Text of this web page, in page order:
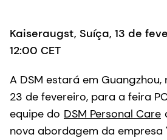
Kaiseraugst, Suíça, 13 de
12:00 CET
A DSM estará em Guangzhou,
23 de fevereiro, para a feira
equipe do DSM Personal Care
nova abordagem da empresa